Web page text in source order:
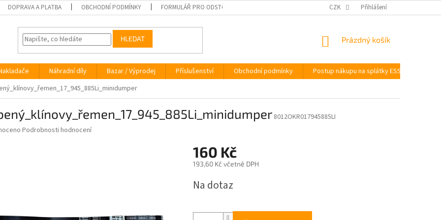
DOPRAVA A PLATBA OBCHODNÍ PODMÍNKY FORMULÁŘ PRO ODSTOUPENÍ OD SMLOUVY PODMÍNKY OCHRANY OSOBNÍCH ÚDAJŮ
CZK Přihlášení
HLEDAT
NÁKUPNÍ
Prázdný košík
Náhradní díly Bazar / Výprodej Příslušenství Obchodní podmínky Postup nákupu na splátky ESSOX
8012OKR017945885LI
Podrobnosti hodnocení
160 Kč
193,60 Kč včetně DPH
cena:
Na dotaz